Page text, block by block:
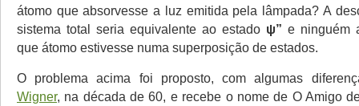
átomo que absorvesse a luz emitida pela lâmpada? A
sistema total seria equivalente ao estado ψ” e ninguém
que átomo estivesse numa superposição de estados.
O problema acima foi proposto, com algumas
Wigner, na década de 60, e recebe o nome de O Amigo